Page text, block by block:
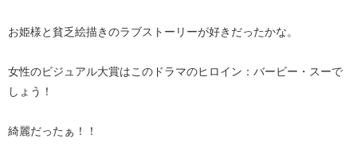
お姫様と貧乏絵描きのラブストーリーが好きだったかな。
女性のビジュアル大賞はこのドラマのヒロイン：バービー・スーで
しょう！
綺麗だったぁ！！